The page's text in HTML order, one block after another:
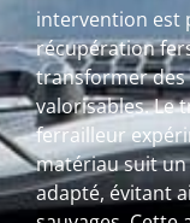
intervention est
récupération
transformer des
valorisables. Le
ferrailleur
matériau suit
adapté, évitant